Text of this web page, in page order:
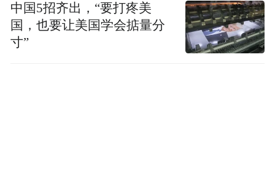
中国5招齐出，“要打疼美
国，也要让美国学会掂量分
寸”